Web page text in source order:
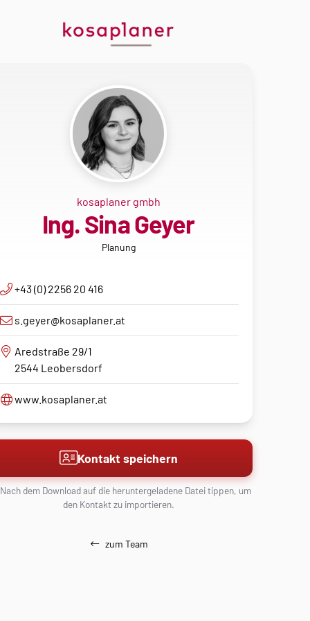
kosaplaner gmbh
Ing. Sina Geyer
Planung
+43 (0) 2256 20 416
s.geyer@kosaplaner.at
Aredstraße 29/1
2544 Leobersdorf
www.kosaplaner.at
Kontakt speichern
Nach dem Download auf die heruntergeladene Datei tippen, um
den Kontakt zu importieren.
zum Team